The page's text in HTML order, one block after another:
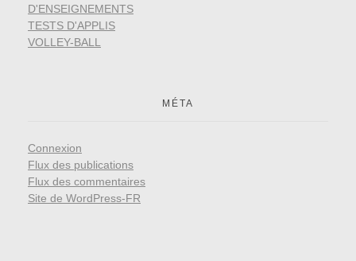
D'ENSEIGNEMENTS
TESTS D'APPLIS
VOLLEY-BALL
MÉTA
Connexion
Flux des publications
Flux des commentaires
Site de WordPress-FR